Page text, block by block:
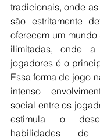
tradicionais, onde
são estritamente
oferecem um
ilimitadas, onde
jogadores é o
Essa forma de jogo
intenso
social entre os
estimula o
habilidades de